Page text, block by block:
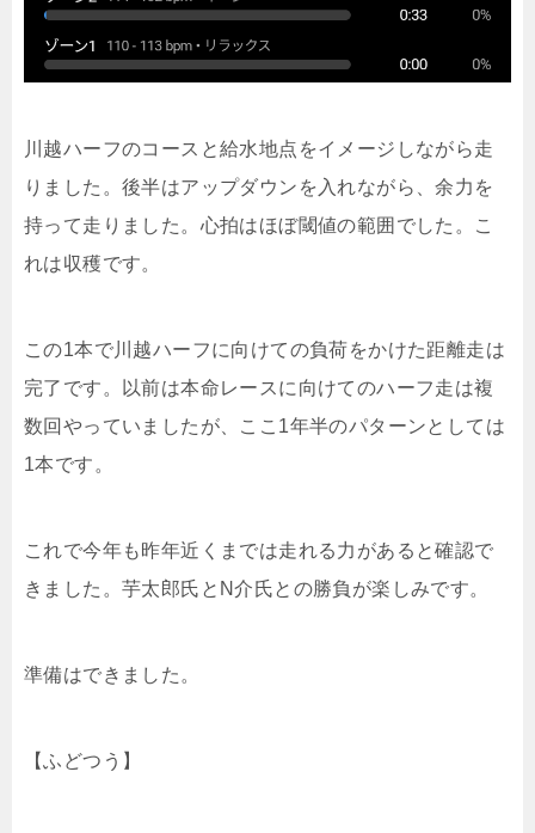
川越ハーフのコースと給水地点をイメージしながら走
りました。後半はアップダウンを入れながら、余力を
持って走りました。心拍はほぼ閾値の範囲でした。こ
れは収穫です。
この1本で川越ハーフに向けての負荷をかけた距離走は
完了です。以前は本命レースに向けてのハーフ走は複
数回やっていましたが、ここ1年半のパターンとしては
1本です。
これで今年も昨年近くまでは走れる力があると確認で
きました。芋太郎氏とN介氏との勝負が楽しみです。
準備はできました。
【ふどつう】